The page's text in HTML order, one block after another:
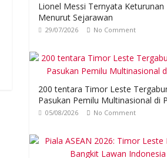
Lionel Messi Ternyata Keturunan
Menurut Sejarawan
29/07/2026 No Comment
200 tentara Timor Leste
Pasukan Pemilu Multinasional di
05/08/2026 No Comment